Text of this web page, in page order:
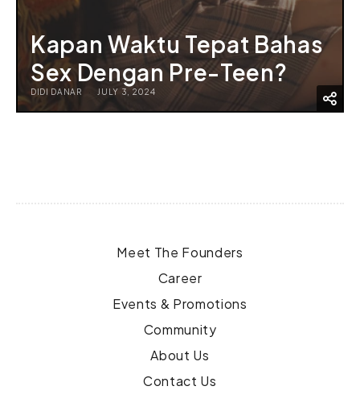
Kapan Waktu Tepat Bahas
Sex Dengan Pre-Teen?
DIDI DANAR JULY 3, 2024
Meet The Founders
Career
Events & Promotions
Community
About Us
Contact Us